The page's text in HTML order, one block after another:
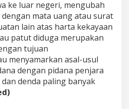
ke luar negeri, mengubah
mata uang atau surat
lain atas harta kekayaan
patut diduga merupakan
tujuan
menyamarkan asal-usul
dengan pidana penjara
denda paling banyak